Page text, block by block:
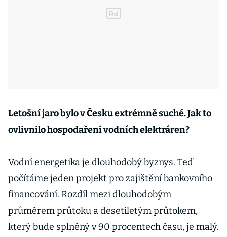
Letošní jaro bylo v Česku extrémně suché. Jak to
ovlivnilo hospodaření vodních elektráren?
Vodní energetika je dlouhodobý byznys. Teď
počítáme jeden projekt pro zajištění bankovního
financování. Rozdíl mezi dlouhodobým
průměrem průtoku a desetiletým průtokem,
který bude splněný v 90 procentech času, je malý.